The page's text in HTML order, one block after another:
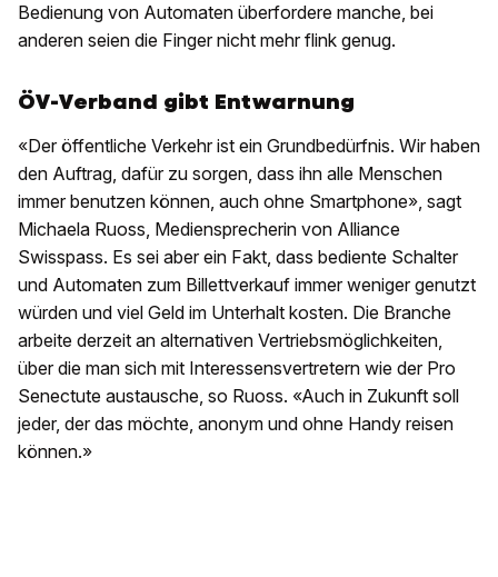
Bedienung von Automaten überfordere manche, bei
anderen seien die Finger nicht mehr flink genug.
ÖV-Verband gibt Entwarnung
«Der öffentliche Verkehr ist ein Grundbedürfnis. Wir haben
den Auftrag, dafür zu sorgen, dass ihn alle Menschen
immer benutzen können, auch ohne Smartphone», sagt
Michaela Ruoss, Mediensprecherin von Alliance
Swisspass. Es sei aber ein Fakt, dass bediente Schalter
und Automaten zum Billettverkauf immer weniger genutzt
würden und viel Geld im Unterhalt kosten. Die Branche
arbeite derzeit an alternativen Vertriebsmöglichkeiten,
über die man sich mit Interessensvertretern wie der Pro
Senectute austausche, so Ruoss. «Auch in Zukunft soll
jeder, der das möchte, anonym und ohne Handy reisen
können.»